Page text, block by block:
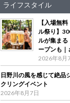
ライフスタイル
【入場無
ル祭り】
ルが集まる
ープンも
2026年8月
日野川の風を感じて絶
クリングイベント
2026年8月7日